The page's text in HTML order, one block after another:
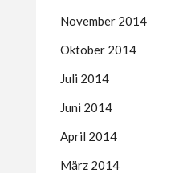
November 2014
Oktober 2014
Juli 2014
Juni 2014
April 2014
März 2014